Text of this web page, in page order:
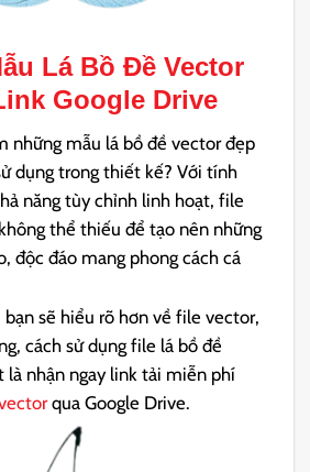
Lá Bồ Đề Vector
Google Drive
những mẫu lá bồ đề vector đẹp
dụng trong thiết kế? Với tính
năng tùy chỉnh linh hoạt, file
thể thiếu để tạo nên những
độc đáo mang phong cách cá
bạn sẽ hiểu rõ hơn về file vector,
cách sử dụng file lá bồ đề
là nhận ngay link tải miễn phí
qua Google Drive.